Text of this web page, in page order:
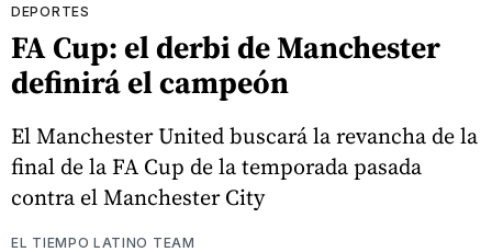
DEPORTES
FA Cup: el derbi de Manchester
definirá el campeón
El Manchester United buscará la revancha de la
final de la FA Cup de la temporada pasada
contra el Manchester City
EL TIEMPO LATINO TEAM